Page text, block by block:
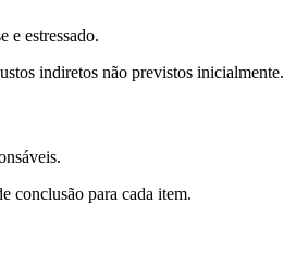
e estressado.
indiretos não previstos inicialmente.
conclusão para cada item.